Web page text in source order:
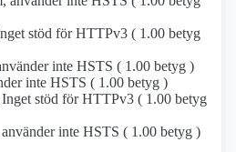
stöd för HTTPv3 ( 1.00 betyg
inte HSTS ( 1.00 betyg )
inte HSTS ( 1.00 betyg )
stöd för HTTPv3 ( 1.00 betyg
inte HSTS ( 1.00 betyg )